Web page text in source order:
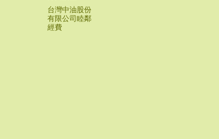
台灣中油股份
有限公司睦鄰
經費